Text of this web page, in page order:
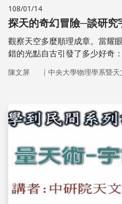
108/01/14
探天的奇幻冒險─談研究
觀察天空多麼順理成章。當耀
錯的光點自古引發了多少好奇
陳文屏 ｜ 中央大學物理學系暨